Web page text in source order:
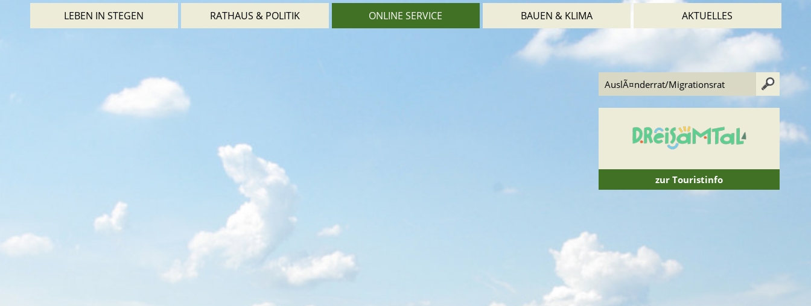
LEBEN IN STEGEN RATHAUS & POLITIK ONLINE SERVICE BAUEN & KLIMA AKTUELLES
zur Touristinfo